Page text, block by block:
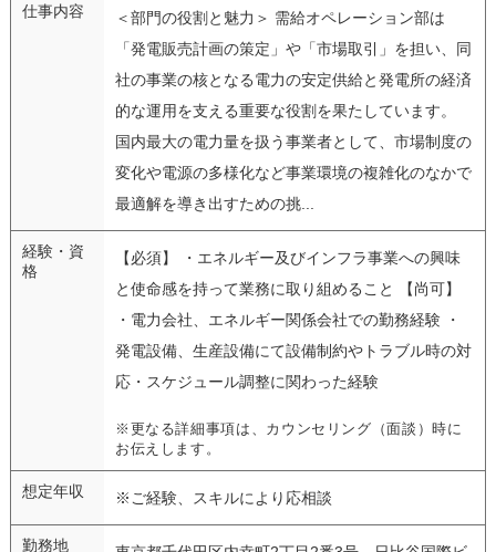
仕事内容
＜部門の役割と魅力＞ 需給オペレーション部は
「発電販売計画の策定」や「市場取引」を担い、同
社の事業の核となる電力の安定供給と発電所の経済
的な運用を支える重要な役割を果たしています。
国内最大の電力量を扱う事業者として、市場制度の
変化や電源の多様化など事業環境の複雑化のなかで
最適解を導き出すための挑...
経験・資
格
【必須】 ・エネルギー及びインフラ事業への興味
と使命感を持って業務に取り組めること 【尚可】
・電力会社、エネルギー関係会社での勤務経験 ・
発電設備、生産設備にて設備制約やトラブル時の対
応・スケジュール調整に関わった経験
※更なる詳細事項は、カウンセリング（面談）時に
お伝えします。
想定年収 ※ご経験、スキルにより応相談
勤務地